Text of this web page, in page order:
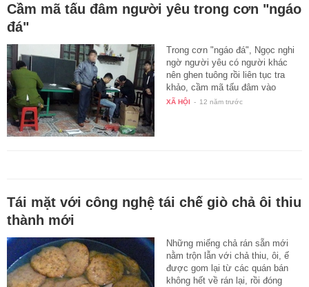
Cầm mã tấu đâm người yêu trong cơn "ngáo
đá"
Trong cơn "ngáo đá", Ngọc nghi
ngờ người yêu có người khác
nên ghen tuông rồi liên tục tra
khảo, cầm mã tấu đâm vào
nạn…
XÃ HỘI - 12 năm trước
Tái mặt với công nghệ tái chế giò chả ôi thiu
thành mới
Những miếng chả rán sẵn mới
nằm trộn lẫn với chả thiu, ôi, ế
được gom lại từ các quán bán
không hết về rán lại, rồi đóng